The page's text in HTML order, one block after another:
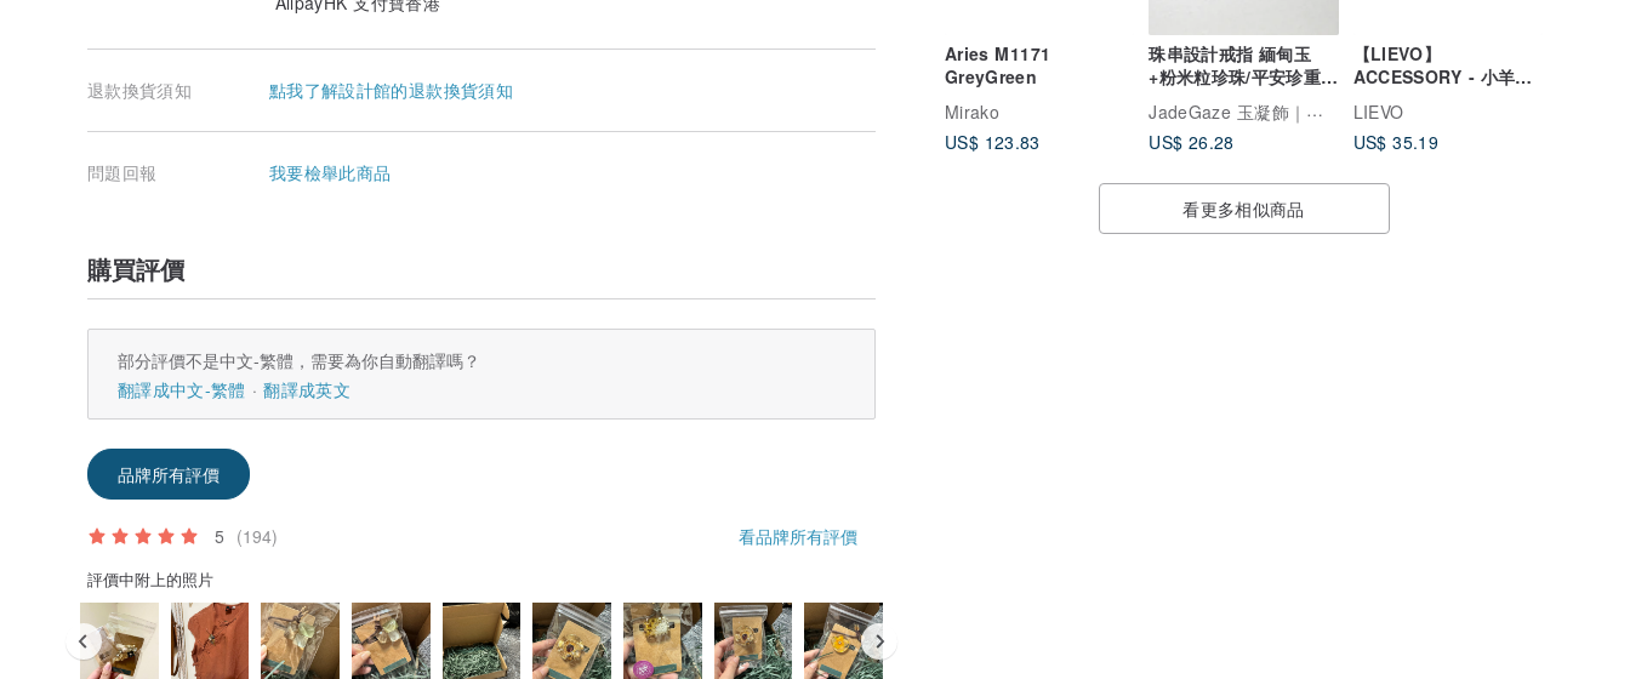
Aries M1171
GreyGreen
Mirako
US$ 123.83
珠串設計戒指 緬甸玉
+粉米粒珍珠/平安珍重守
護你/
JadeGaze 玉凝飾｜臺灣玉雕工藝品牌🚩新品上架！
US$ 26.28
【LIEVO】
ACCESSORY - 小羊皮
頸繩
LIEVO
US$ 35.19
看更多相似商品
退款換貨須知 點我了解設計館的退款換貨須知
問題回報 我要檢舉此商品
購買評價
部分評價不是中文-繁體，需要為你自動翻譯嗎？
翻譯成中文-繁體
翻譯成英文
品牌所有評價
5 (194) 看品牌所有評價
評價中附上的照片